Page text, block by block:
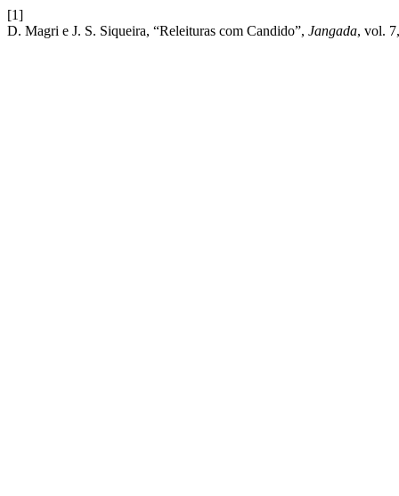
[1]
D. Magri e J. S. Siqueira, “Releituras com Candido”, Jangada, vol.